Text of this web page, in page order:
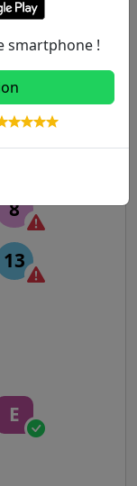
4
8
13
E
smartphone !